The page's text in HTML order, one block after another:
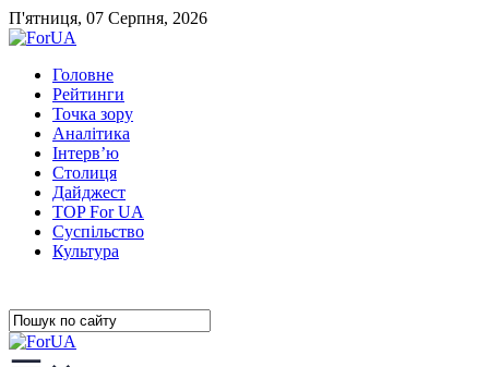
П'ятниця, 07 Серпня, 2026
Головне
Рейтинги
Точка зору
Аналітика
Інтерв’ю
Столиця
Дайджест
TOP For UA
Суспiльство
Культура